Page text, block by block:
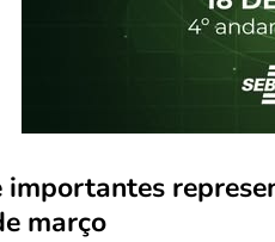
importantes
março